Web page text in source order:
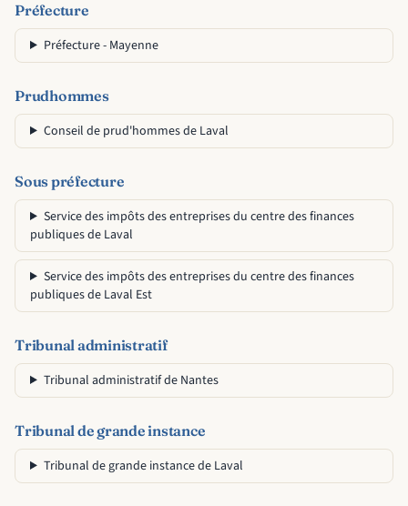
Préfecture
Préfecture - Mayenne
Prudhommes
Conseil de prud'hommes de Laval
Sous préfecture
Service des impôts des entreprises du centre des finances
publiques de Laval
Service des impôts des entreprises du centre des finances
publiques de Laval Est
Tribunal administratif
Tribunal administratif de Nantes
Tribunal de grande instance
Tribunal de grande instance de Laval